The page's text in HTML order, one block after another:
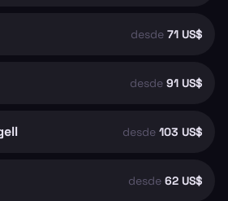
desde 71 US$
desde 91 US$
desde 103 US$
desde 62 US$